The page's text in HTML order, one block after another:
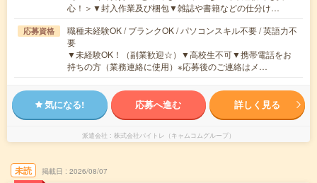
心！＞▼封入作業及び梱包▼雑誌や書籍などの仕分け…
応募資格
職種未経験OK / ブランクOK / パソコンスキル不要 / 英語力不
要
▼未経験OK！（副業歓迎☆）▼高校生不可▼携帯電話をお
持ちの方（業務連絡に使用）※応募後のご連絡はメ…
気になる! 応募へ進む 詳しく見る
派遣会社 株式会社バイトレ（キャムコムグループ）
未読 掲載日 2026/08/07